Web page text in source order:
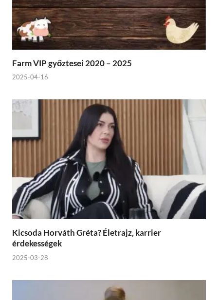
Farm VIP győztesei 2020 – 2025
2025-04-16
Kicsoda Horváth Gréta? Életrajz, karrier
érdekességek
2025-03-28